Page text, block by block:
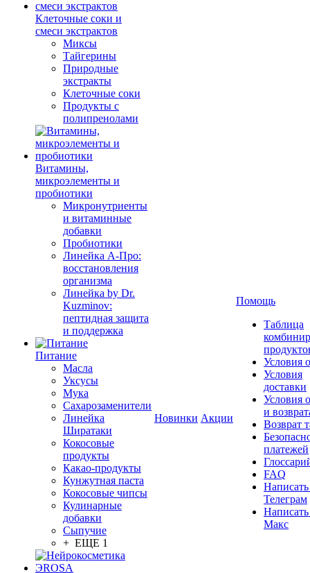
Клеточные соки и
смеси экстрактов
Миксы
Тайгерины
Природные
экстракты
Клеточные соки
Продукты с
полипренолами
Витамины,
микроэлементы и
пробиотики
Микронутриенты
и витаминные
добавки
Пробиотики
Линейка А-Про:
восстановления
организма
Линейка by Dr.
Kuzminov:
пептидная защита
и поддержка
Питание
Масла
Уксусы
Мука
Сахарозаменители
Линейка
Ширатаки
Кокосовые
продукты
Какао-продукты
Кунжутная паста
Кокосовые чипсы
Кулинарные
добавки
Сыпучие
+ ЕЩЕ 1
Новинки Акции
Помощь
Таблица
Условия
Условия
доставки
Условия
и
Возврат
платежей
FAQ
Телеграм
Макс